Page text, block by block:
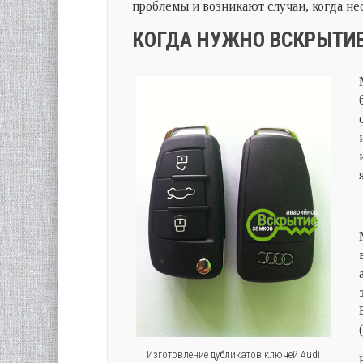
проблемы и возникают случаи, когда
КОГДА НУЖНО
Изготовление дубликатов ключей Audi